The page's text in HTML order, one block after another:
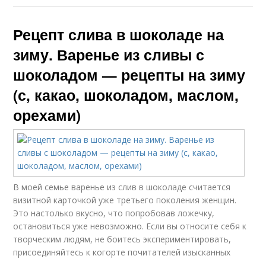
Рецепт слива в шоколаде на
зиму. Варенье из сливы с
шоколадом — рецепты на зиму
(с, какао, шоколадом, маслом,
орехами)
В моей семье варенье из слив в шоколаде считается
визитной карточкой уже третьего поколения женщин.
Это настолько вкусно, что попробовав ложечку,
остановиться уже невозможно. Если вы относите себя к
творческим людям, не боитесь экспериментировать,
присоединяйтесь к когорте почитателей изысканных